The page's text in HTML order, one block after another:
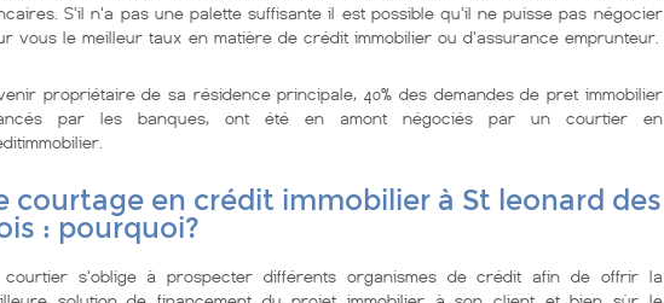
S'il n'a pas une palette suffisante il est possible qu'il ne puisse pas négocier
vous le meilleur taux en matière de crédit immobilier ou d'assurance emprunteur.
propriétaire de sa résidence principale, 40% des demandes de pret immobilier
par les banques, ont été en amont négociés par un courtier en
courtage en crédit immobilier à St leonard des
: pourquoi?
courtier s'oblige à prospecter différents organismes de crédit afin de offrir la